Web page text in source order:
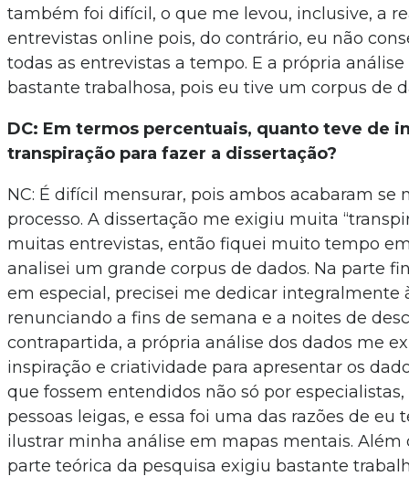
também foi difícil, o que me levou, inclusive, a
entrevistas online pois, do contrário, eu não
todas as entrevistas a tempo. E a própria
bastante trabalhosa, pois eu tive um corpus de
DC: Em termos percentuais, quanto teve de
transpiração para fazer a dissertação?
NC: É difícil mensurar, pois ambos acabaram se
processo. A dissertação me exigiu muita
muitas entrevistas, então fiquei muito tempo
analisei um grande corpus de dados. Na parte
em especial, precisei me dedicar integralmente
renunciando a fins de semana e a noites de
contrapartida, a própria análise dos dados me
inspiração e criatividade para apresentar os
que fossem entendidos não só por
pessoas leigas, e essa foi uma das razões de eu
ilustrar minha análise em mapas mentais. Além
parte teórica da pesquisa exigiu bastante